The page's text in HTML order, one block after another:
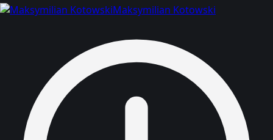
Maksymilian Kotowski